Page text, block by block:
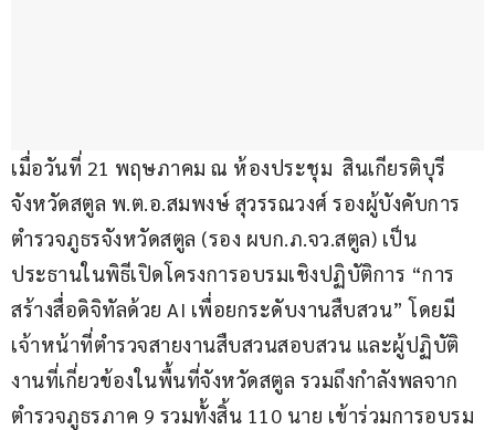
เมื่อวันที่ 21 พฤษภาคม ณ ห้องประชุม  สินเกียรติบุรี
จังหวัดสตูล พ.ต.อ.สมพงษ์ สุวรรณวงศ์ รองผู้บังคับการ
ตำรวจภูธรจังหวัดสตูล (รอง ผบก.ภ.จว.สตูล) เป็น
ประธานในพิธีเปิดโครงการอบรมเชิงปฏิบัติการ “การ
สร้างสื่อดิจิทัลด้วย AI เพื่อยกระดับงานสืบสวน” โดยมี
เจ้าหน้าที่ตำรวจสายงานสืบสวนสอบสวน และผู้ปฏิบัติ
งานที่เกี่ยวข้องในพื้นที่จังหวัดสตูล รวมถึงกำลังพลจาก
ตำรวจภูธรภาค 9 รวมทั้งสิ้น 110 นาย เข้าร่วมการอบรม